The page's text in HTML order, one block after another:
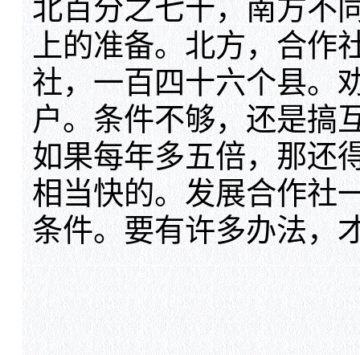
北百分之七十，南方不
上的准备。北方，合作
社，一百四十六个县。
户。条件不够，还是搞
如果每年多五倍，那还
相当快的。发展合作社
条件。要有许多办法，